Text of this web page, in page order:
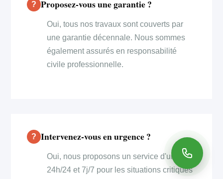
Proposez-vous une garantie ?
Oui, tous nos travaux sont couverts par
une garantie décennale. Nous sommes
également assurés en responsabilité
civile professionnelle.
Intervenez-vous en urgence ?
Oui, nous proposons un service d'urgence
24h/24 et 7j/7 pour les situations critiques